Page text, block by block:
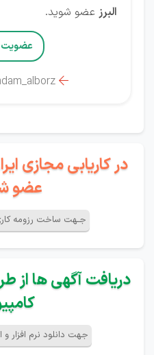
البرز عضو شوید.
عضویت

در کاریابی مجازی
عضو
جـهت ساخت رزومه
دریافت آگهی ها از
جهت دانلود نرم افزار و